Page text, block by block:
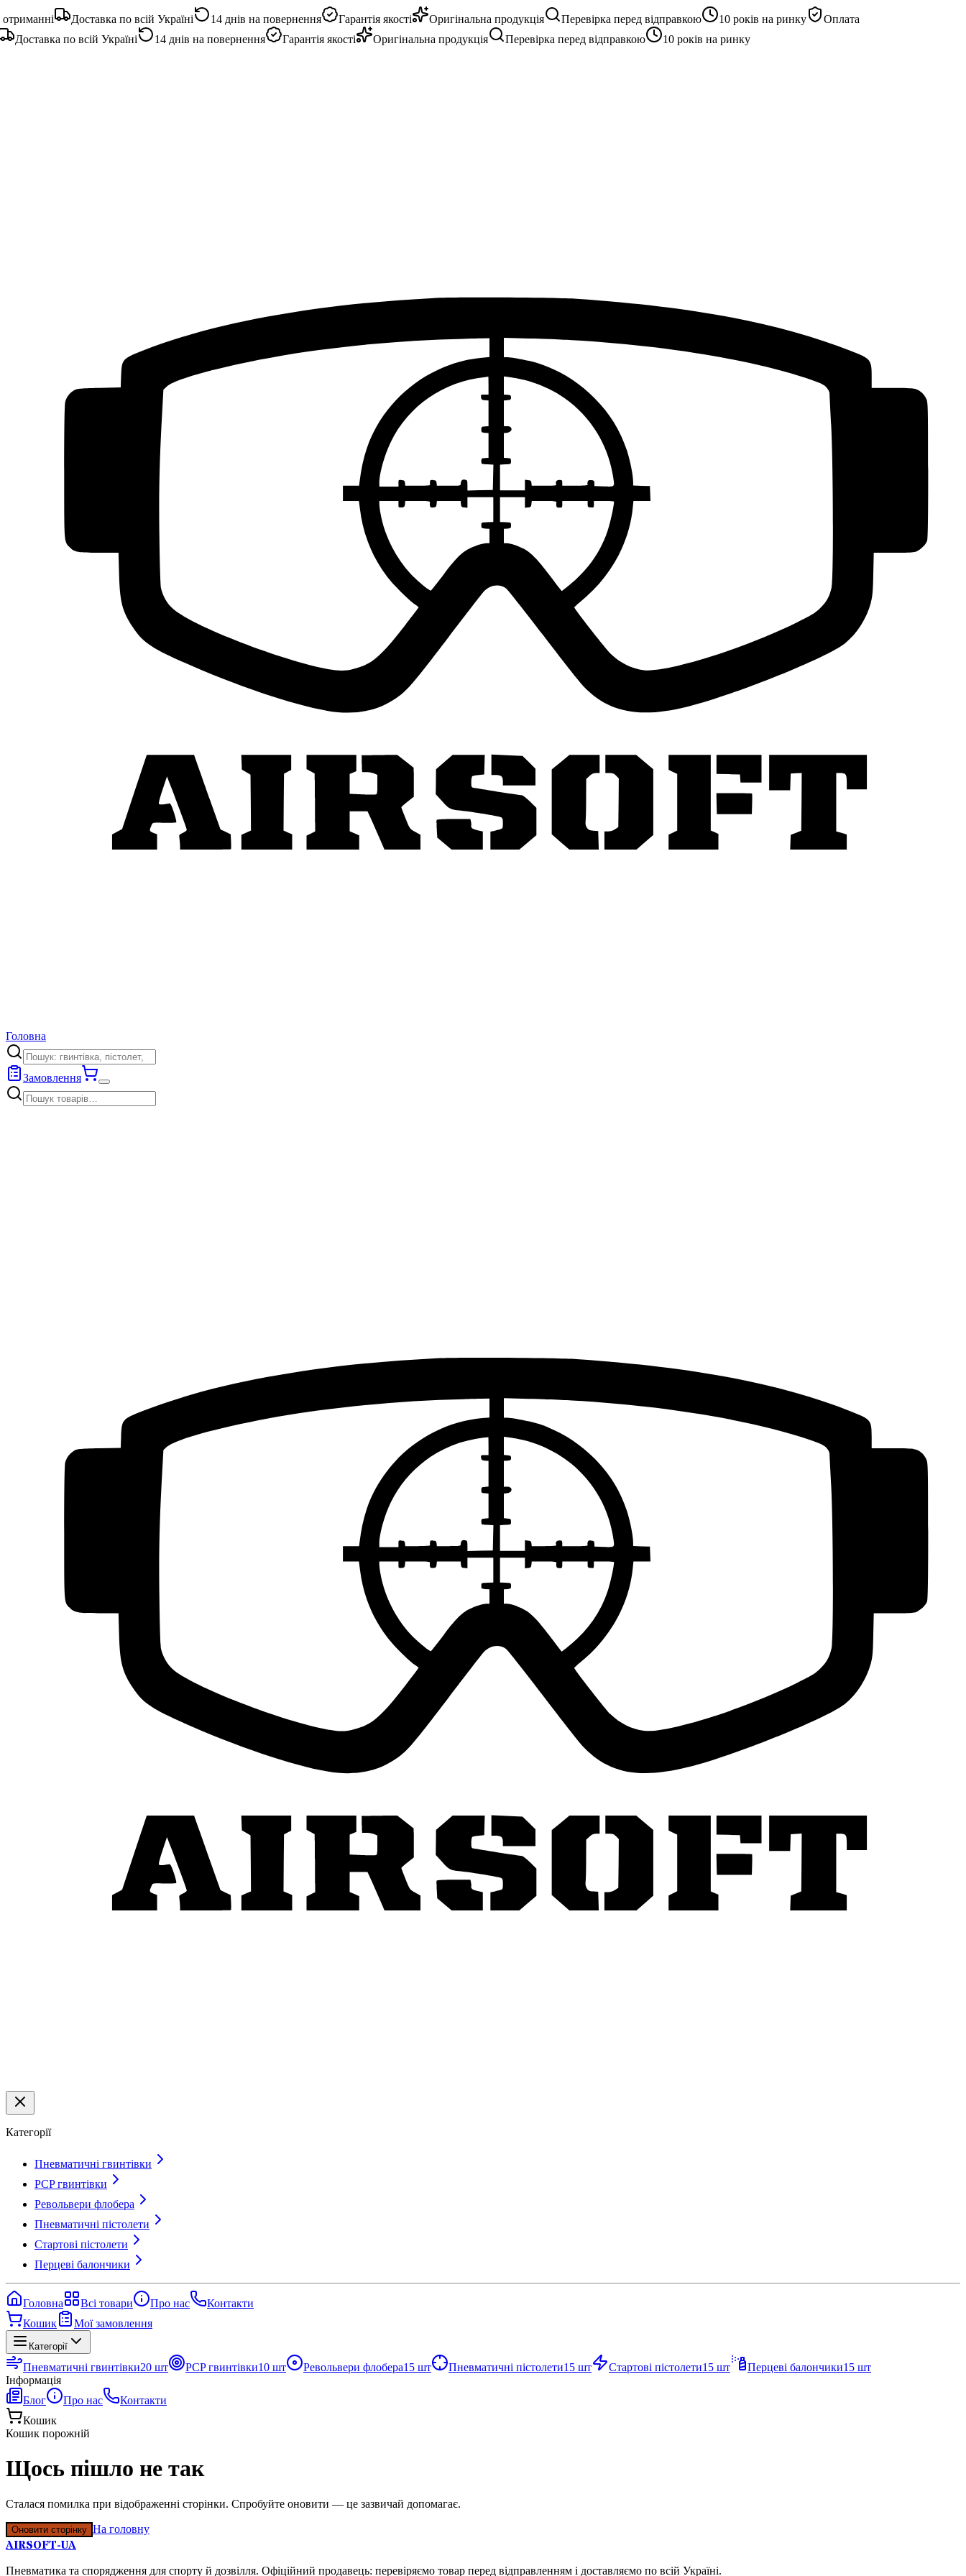
Доставка по всій Україні 14 днів на повернення Гарантія якості Оригінальна продукція Перевірка перед відправкою 10 років на ринку
Оплата
Доставка по всій Україні
14 днів на повернення Гарантія якості Оригінальна продукція Перевірка перед відправкою 10 років на ринку
Головна
Замовлення
Категорії
Пневматичні гвинтівки
PCP гвинтівки
Револьвери флобера
Пневматичні пістолети
Стартові пістолети
Перцеві балончики
Головна Всі товари Про нас
Контакти
Кошик
Мої замовлення
Категорії
Пневматичні гвинтівки20 шт PCP гвинтівки10 шт Револьвери флобера15 шт Пневматичні пістолети15 шт Стартові пістолети15 шт Перцеві балончики15 шт
Інформація
Блог
Про нас
Контакти
Кошик
Кошик порожній
Щось пішло не так
Сталася помилка при відображенні сторінки. Спробуйте оновити — це зазвичай допомагає.
Оновити сторінку На головну
AIRSOFT-UA
Пневматика та спорядження для спорту й дозвілля. Офіційний продавець: перевіряємо товар перед відправленням і доставляємо по всій Україні.